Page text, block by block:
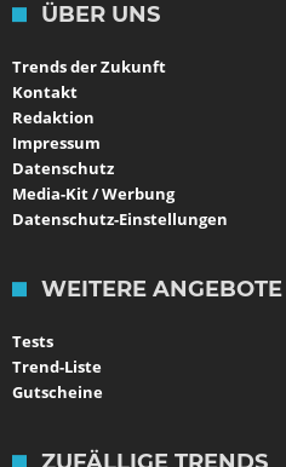
ÜBER UNS
Trends der Zukunft
Kontakt
Redaktion
Impressum
Datenschutz
Media-Kit / Werbung
Datenschutz-Einstellungen
WEITERE ANGEBOTE
Tests
Trend-Liste
Gutscheine